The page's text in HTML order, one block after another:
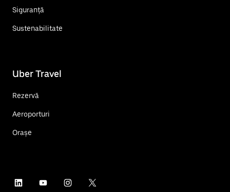
Siguranță
Sustenabilitate
Uber Travel
Rezervă
Aeroporturi
Orașe